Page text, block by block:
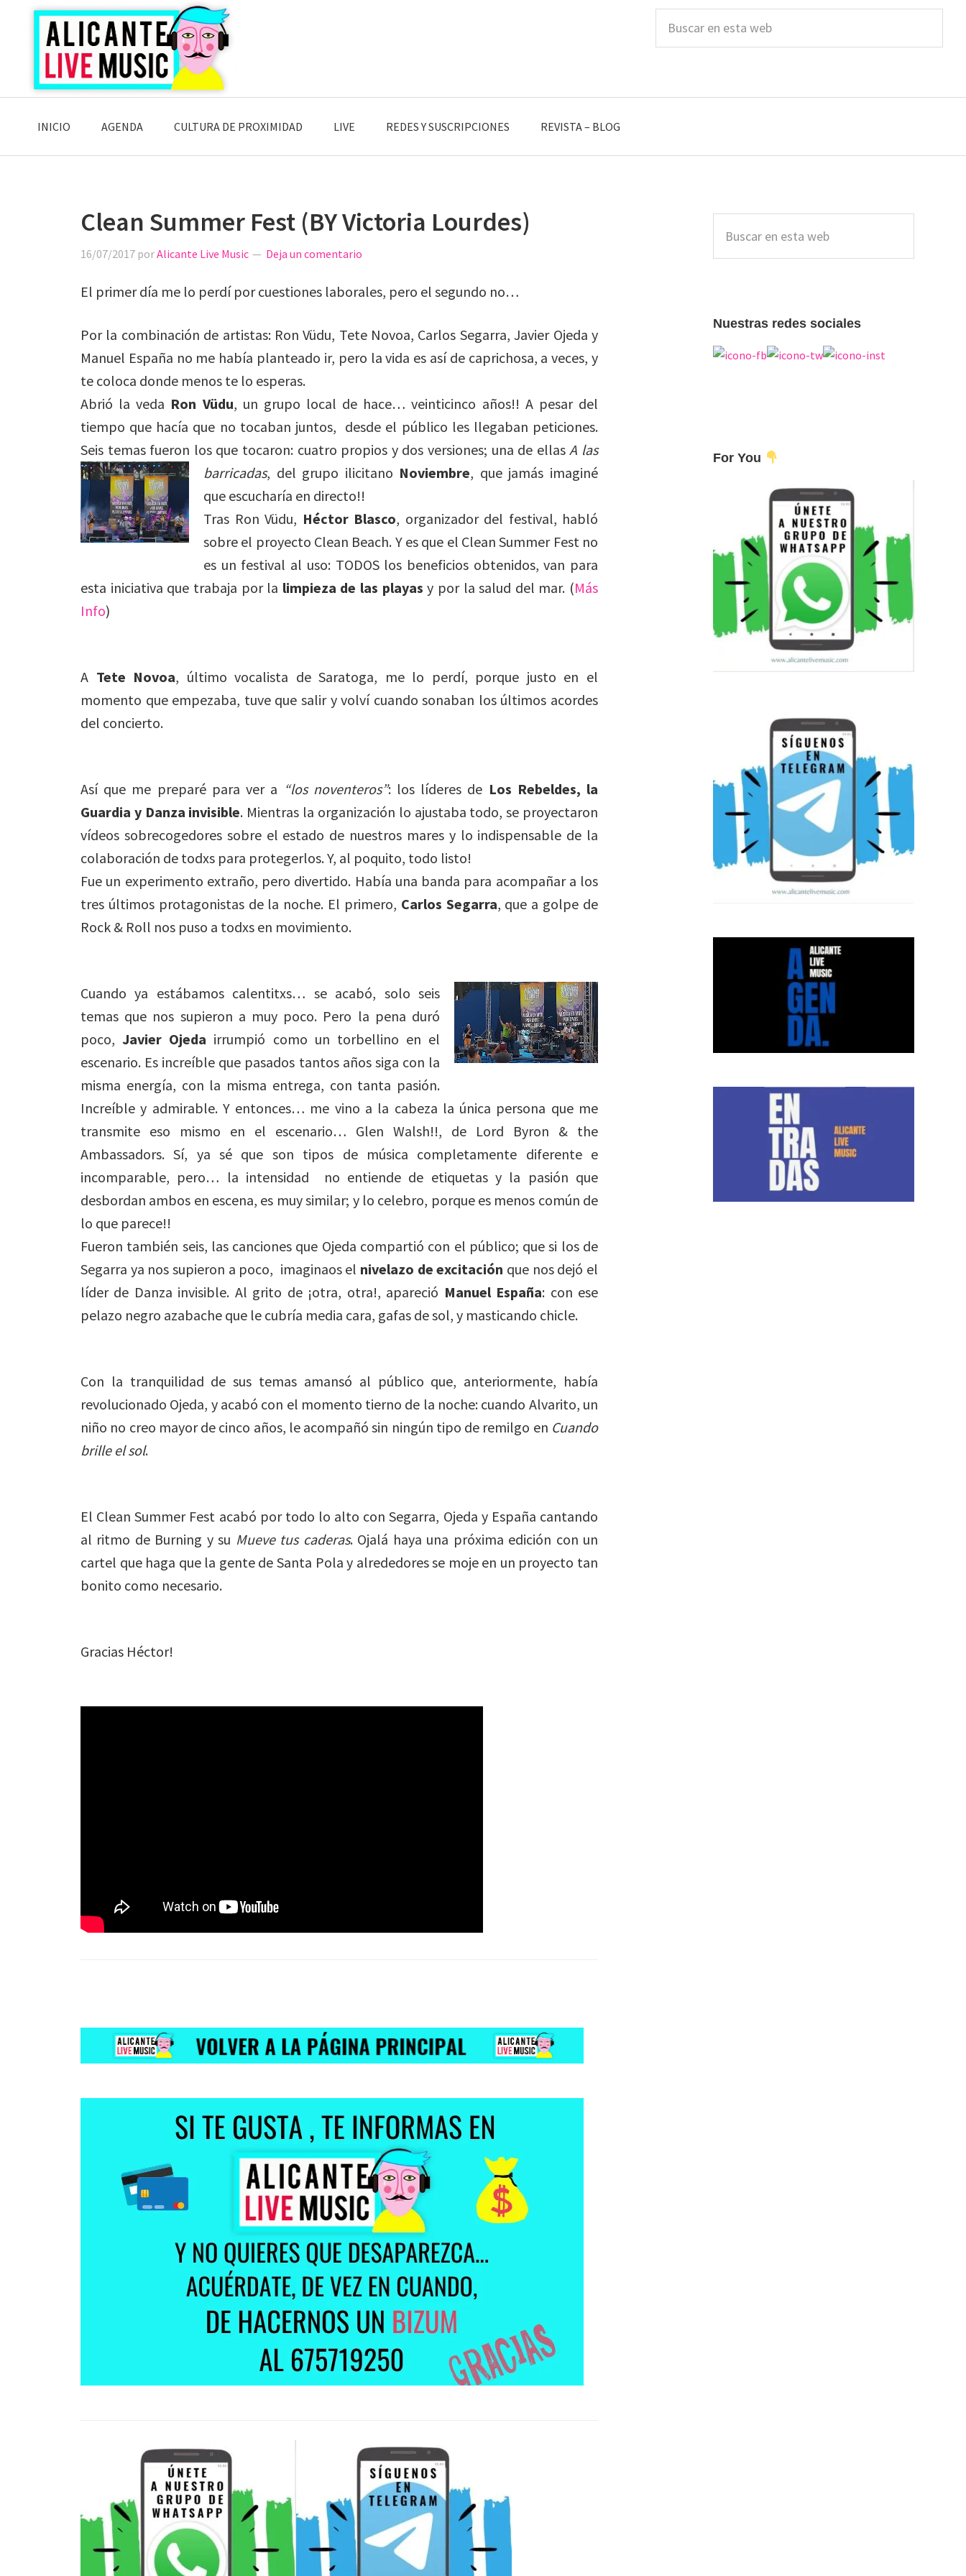
Saltar
navegación
principal
Saltar
contenido
principal
Saltar
lateral
principal
esta
INICIO AGENDA CULTURA DE PROXIMIDAD LIVE REDES Y SUSCRIPCIONES REVISTA – BLOG
Clean Summer Fest (BY Victoria Lourdes)
16/07/2017 porAlicante Live Music Deja un comentario
El primer día me lo perdí por cuestiones laborales, pero el segundo no…
Por la combinación de artistas: Ron Vüdu, Tete Novoa, Carlos Segarra, Javier Ojeda y
Manuel España no me había planteado ir, pero la vida es así de caprichosa, a veces, y
te coloca donde menos te lo esperas.
Abrió la veda Ron Vüdu, un grupo local de hace… veinticinco años!! A pesar del
tiempo que hacía que no tocaban juntos, desde el público les llegaban peticiones.
Seis temas fueron los que tocaron: cuatro propios y dos versiones; una de ellasA las
barricadas, del grupo ilicitano Noviembre, que jamás imaginé
que escucharía en directo!!
Tras Ron Vüdu, Héctor Blasco, organizador del festival, habló
sobre el proyecto Clean Beach. Y es que el Clean Summer Fest no
es un festival al uso: TODOS los beneficios obtenidos, van para
esta iniciativa que trabaja por la limpieza de las playas y por la salud del mar. (Más
Info)
A Tete Novoa, último vocalista de Saratoga, me lo perdí, porque justo en el
momento que empezaba, tuve que salir y volví cuando sonaban los últimos acordes
del concierto.
Así que me preparé para ver a “los noventeros”: los líderes de Los Rebeldes, la
Guardia y Danza invisible. Mientras la organización lo ajustaba todo, se proyectaron
vídeos sobrecogedores sobre el estado de nuestros mares y lo indispensable de la
colaboración de todxs para protegerlos. Y, al poquito, todo listo!
Fue un experimento extraño, pero divertido. Había una banda para acompañar a los
tres últimos protagonistas de la noche. El primero, Carlos Segarra, que a golpe de
Rock & Roll nos puso a todxs en movimiento.
Cuando ya estábamos calentitxs… se acabó, solo seis
temas que nos supieron a muy poco. Pero la pena duró
poco,Javier Ojeda irrumpió como un torbellino en el
escenario. Es increíble que pasados tantos años siga con la
misma energía, con la misma entrega, con tanta pasión.
Increíble y admirable. Y entonces… me vino a la cabeza la única persona que me
transmite eso mismo en el escenario… Glen Walsh!!, de Lord Byron & the
Ambassadors. Sí, ya sé que son tipos de música completamente diferente e
incomparable, pero… la intensidad no entiende de etiquetas y la pasión que
desbordan ambos en escena, es muy similar; y lo celebro, porque es menos común de
lo que parece!!
Fueron también seis, las canciones que Ojeda compartió con el público; que si los de
Segarra ya nos supieron a poco, imaginaos el nivelazo de excitación que nos dejó el
líder de Danza invisible. Al grito de ¡otra, otra!, apareció Manuel España: con ese
pelazo negro azabache que le cubría media cara, gafas de sol, y masticando chicle.
Con la tranquilidad de sus temas amansó al público que, anteriormente, había
revolucionado Ojeda, y acabó con el momento tierno de la noche: cuando Alvarito, un
niño no creo mayor de cinco años, le acompañó sin ningún tipo de remilgo en Cuando
brille el sol.
El Clean Summer Fest acabó por todo lo alto con Segarra, Ojeda y España cantando
al ritmo de Burning y su Mueve tus caderas. Ojalá haya una próxima edición con un
cartel que haga que la gente de Santa Pola y alrededores se moje en un proyecto tan
bonito como necesario.
Gracias Héctor!
lateral
principal
esta
Nuestras redes sociales
For You